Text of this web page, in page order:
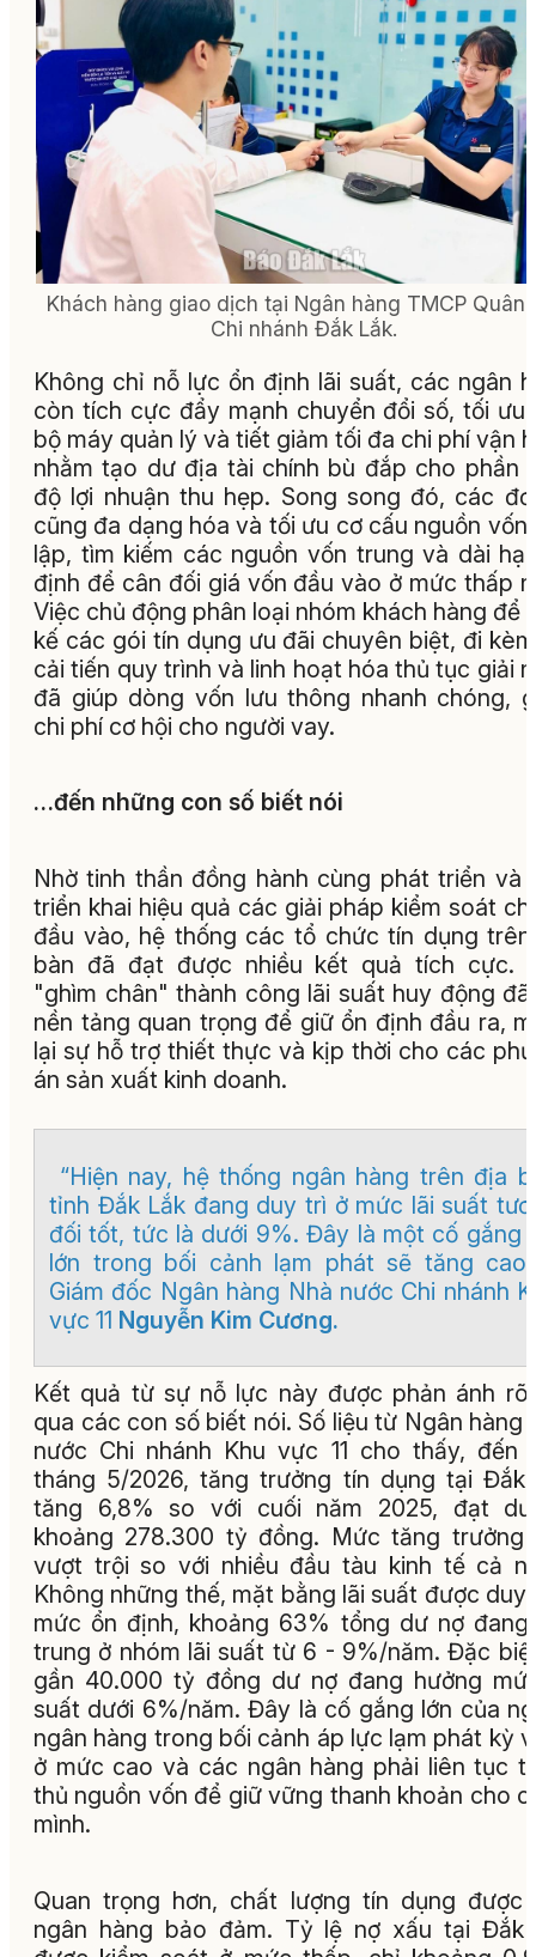
Khách hàng giao dịch tại Ngân hàng TMCP Quân
Chi nhánh Đắk Lắk.
Không chỉ nỗ lực ổn định lãi suất, các ngân
còn tích cực đẩy mạnh chuyển đổi số, tối ưu
bộ máy quản lý và tiết giảm tối đa chi phí vận
nhằm tạo dư địa tài chính bù đắp cho phần
độ lợi nhuận thu hẹp. Song song đó, các
cũng đa dạng hóa và tối ưu cơ cấu nguồn vốn
lập, tìm kiếm các nguồn vốn trung và dài
định để cân đối giá vốn đầu vào ở mức thấp
Việc chủ động phân loại nhóm khách hàng để
kế các gói tín dụng ưu đãi chuyên biệt, đi
cải tiến quy trình và linh hoạt hóa thủ tục giải
đã giúp dòng vốn lưu thông nhanh chóng,
chi phí cơ hội cho người vay.
…đến những con số biết nói
Nhờ tinh thần đồng hành cùng phát triển và
triển khai hiệu quả các giải pháp kiểm soát
đầu vào, hệ thống các tổ chức tín dụng
bàn đã đạt được nhiều kết quả tích cực.
"ghìm chân" thành công lãi suất huy động
nền tảng quan trọng để giữ ổn định đầu ra,
lại sự hỗ trợ thiết thực và kịp thời cho các
án sản xuất kinh doanh.
“Hiện nay, hệ thống ngân hàng trên địa
tỉnh Đắk Lắk đang duy trì ở mức lãi suất
đối tốt, tức là dưới 9%. Đây là một cố gắng
lớn trong bối cảnh lạm phát sẽ tăng
Giám đốc Ngân hàng Nhà nước Chi nhánh
vực 11 Nguyễn Kim Cương.
Kết quả từ sự nỗ lực này được phản ánh
qua các con số biết nói. Số liệu từ Ngân hàng
nước Chi nhánh Khu vực 11 cho thấy, đến
tháng 5/2026, tăng trưởng tín dụng tại Đắk
tăng 6,8% so với cuối năm 2025, đạt
khoảng 278.300 tỷ đồng. Mức tăng trưởng
vượt trội so với nhiều đầu tàu kinh tế cả
Không những thế, mặt bằng lãi suất được duy
mức ổn định, khoảng 63% tổng dư nợ
trung ở nhóm lãi suất từ 6 - 9%/năm. Đặc
gần 40.000 tỷ đồng dư nợ đang hưởng
suất dưới 6%/năm. Đây là cố gắng lớn của
ngân hàng trong bối cảnh áp lực lạm phát kỳ
ở mức cao và các ngân hàng phải liên tục
thủ nguồn vốn để giữ vững thanh khoản cho
mình.
Quan trọng hơn, chất lượng tín dụng được
ngân hàng bảo đảm. Tỷ lệ nợ xấu tại Đắk